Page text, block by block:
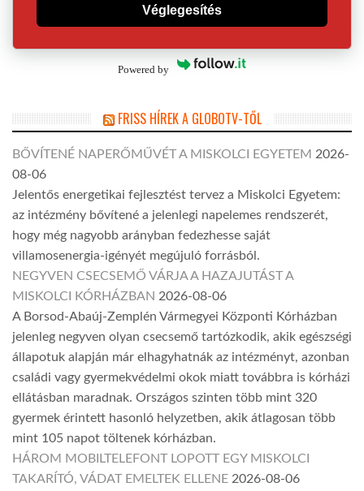
Véglegesítés
Powered by
FRISS HÍREK A GLOBOTV-TŐL
BŐVÍTENÉ NAPERŐMŰVÉT A MISKOLCI EGYETEM 2026-
08-06
Jelentős energetikai fejlesztést tervez a Miskolci Egyetem:
az intézmény bővítené a jelenlegi napelemes rendszerét,
hogy még nagyobb arányban fedezhesse saját
villamosenergia-igényét megújuló forrásból.
NEGYVEN CSECSEMŐ VÁRJA A HAZAJUTÁST A
MISKOLCI KÓRHÁZBAN 2026-08-06
A Borsod-Abaúj-Zemplén Vármegyei Központi Kórházban
jelenleg negyven olyan csecsemő tartózkodik, akik egészségi
állapotuk alapján már elhagyhatnák az intézményt, azonban
családi vagy gyermekvédelmi okok miatt továbbra is kórházi
ellátásban maradnak. Országos szinten több mint 320
gyermek érintett hasonló helyzetben, akik átlagosan több
mint 105 napot töltenek kórházban.
HÁROM MOBILTELEFONT LOPOTT EGY MISKOLCI
TAKARÍTÓ, VÁDAT EMELTEK ELLENE 2026-08-06